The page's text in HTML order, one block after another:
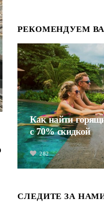
РЕКОМЕНДУЕМ
Как найти
с 70% скидкой
282
СЛЕДИТЕ ЗА